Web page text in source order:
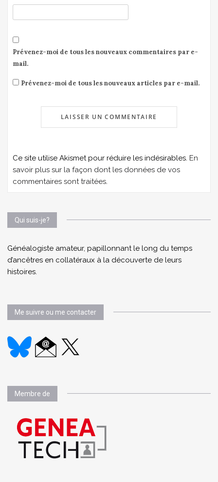
Prévenez-moi de tous les nouveaux commentaires par e-
mail.
Prévenez-moi de tous les nouveaux articles par e-mail.
Ce site utilise Akismet pour réduire les indésirables. En
savoir plus sur la façon dont les données de vos
commentaires sont traitées.
Qui suis-je?
Généalogiste amateur, papillonnant le long du temps
d’ancêtres en collatéraux à la découverte de leurs
histoires.
Me suivre ou me contacter
Membre de